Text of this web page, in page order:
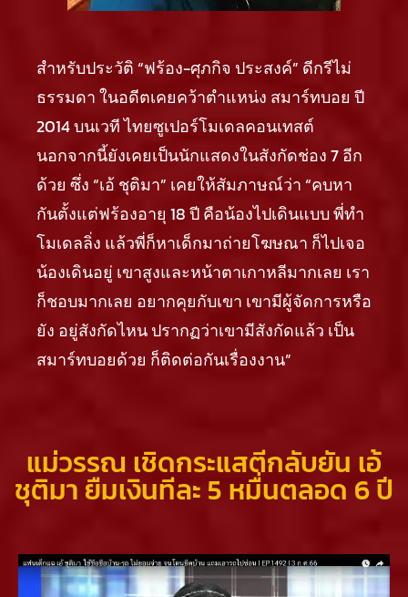
สำหรับประวัติ “ฟร้อง-ศุภกิจ ประสงค์” ดีกรีไม่
ธรรมดา ในอดีตเคยคว้าตำแหน่ง สมาร์ทบอย ปี
2014 บนเวที ไทยซูเปอร์โมเดลคอนเทสต์
นอกจากนี้ยังเคยเป็นนักแสดงในสังกัดช่อง 7 อีก
ด้วย ซึ่ง “เอ้ ชุติมา” เคยให้สัมภาษณ์ว่า “คบหา
กันตั้งแต่ฟร้องอายุ 18 ปี คือน้องไปเดินแบบ พี่ทำ
โมเดลลิ่ง แล้วพี่ก็หาเด็กมาถ่ายโฆษณา ก็ไปเจอ
น้องเดินอยู่ เขาสูงและหน้าตาเกาหลีมากเลย เรา
ก็ชอบมากเลย อยากคุยกับเขา เขามีผู้จัดการหรือ
ยัง อยู่สังกัดไหน ปรากฏว่าเขามีสังกัดแล้ว เป็น
สมาร์ทบอยด้วย ก็ติดต่อกันเรื่องงาน”
แม่วรรณ เชิดกระแสตีกลับยัน เอ้
ชุติมา ยืมเงินทีละ 5 หมื่นตลอด 6 ปี